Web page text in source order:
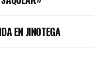
EN JINOTEGA